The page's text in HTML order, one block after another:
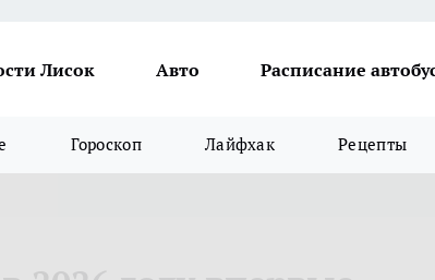
Лисок Авто Расписание
Гороскоп Лайфхак Рецепты